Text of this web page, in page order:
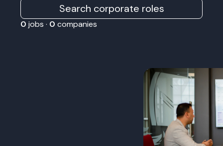
Search corporate roles
0 jobs · 0 companies